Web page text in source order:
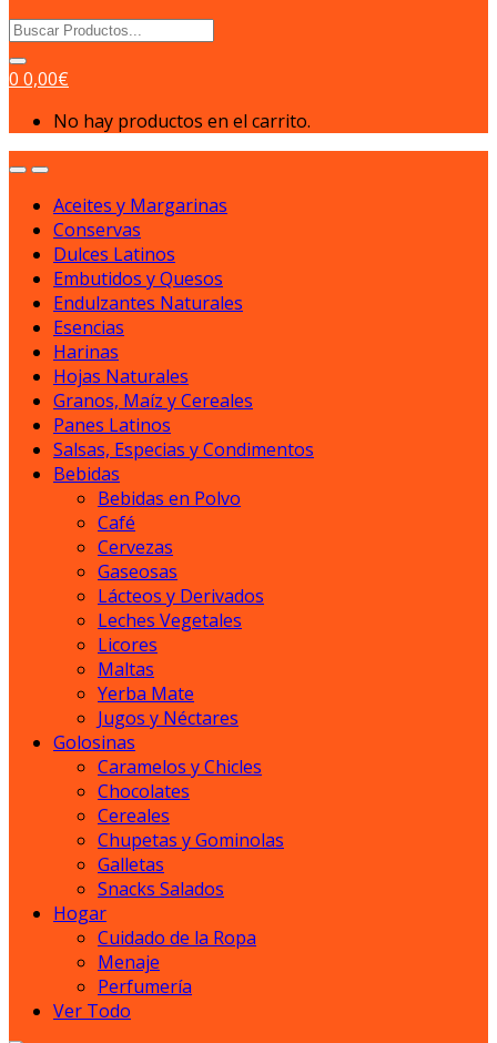
Search
for:
0 0,00€
No hay productos en el carrito.
Aceites y Margarinas
Conservas
Dulces Latinos
Embutidos y Quesos
Endulzantes Naturales
Esencias
Harinas
Hojas Naturales
Granos, Maíz y Cereales
Panes Latinos
Salsas, Especias y Condimentos
Bebidas
Bebidas en Polvo
Café
Cervezas
Gaseosas
Lácteos y Derivados
Leches Vegetales
Licores
Maltas
Yerba Mate
Jugos y Néctares
Golosinas
Caramelos y Chicles
Chocolates
Cereales
Chupetas y Gominolas
Galletas
Snacks Salados
Hogar
Cuidado de la Ropa
Menaje
Perfumería
Ver Todo